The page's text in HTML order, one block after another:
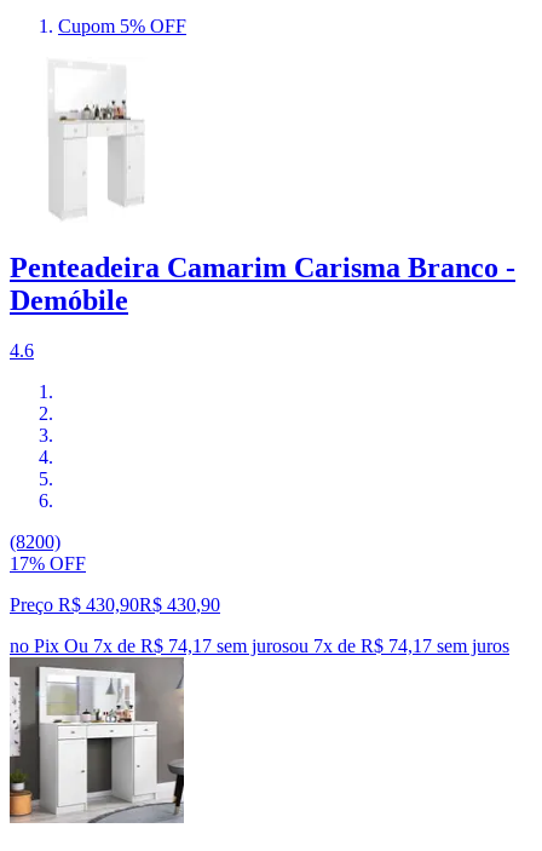
Cupom 5% OFF
Penteadeira Camarim Carisma Branco -
Demóbile
4.6
(8200)
17% OFF
Preço R$ 430,90R$ 430,90
no Pix Ou 7x de R$ 74,17 sem jurosou 7x de R$ 74,17 sem juros